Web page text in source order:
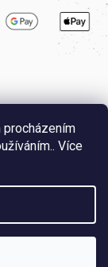
procházením
Více